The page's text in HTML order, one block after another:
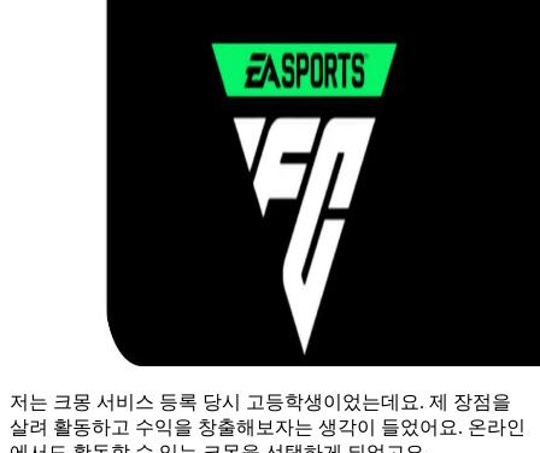
저는 크몽 서비스 등록 당시 고등학생이었는데요. 제 장점을
살려 활동하고 수익을 창출해보자는 생각이 들었어요. 온라인